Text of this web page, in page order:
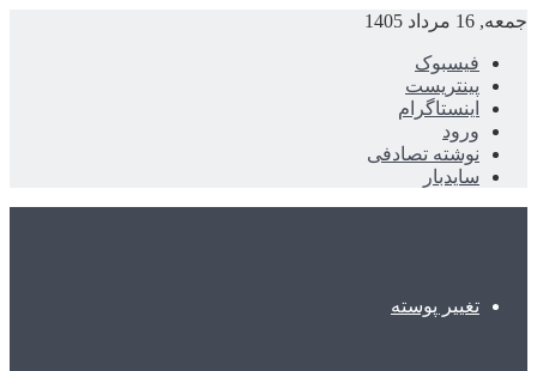
جمعه, 16 مرداد 1405
فیسبوک
پینتریست
اینستاگرام
ورود
نوشته تصادفی
سایدبار
تغییر پوسته